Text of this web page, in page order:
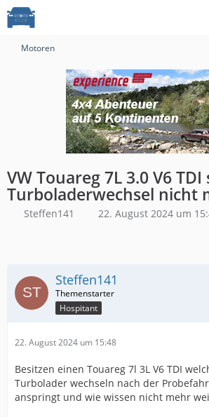
Motoren
VW Touareg 7L 3.0 V6
Turboladerwechsel nicht
Steffen141 22. August 2024 um
Steffen141
Hospitant
22. August 2024 um 15:48
Besitzen einen Touareg 7l 3L V6 TDI
Turbolader wechseln nach der
anspringt und wie wissen nicht mehr